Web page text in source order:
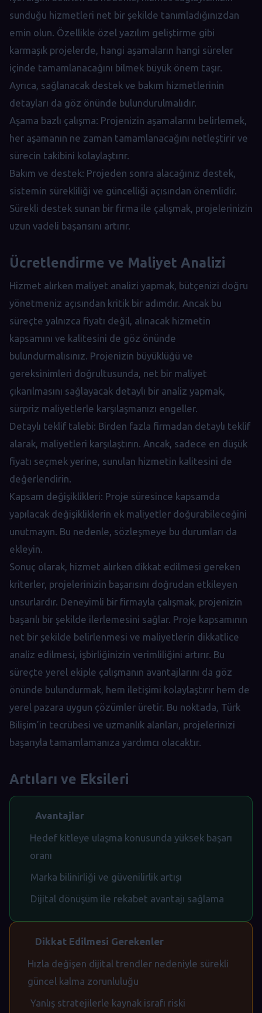
sunduğu hizmetleri net bir şekilde tanımladığınızdan
emin olun. Özellikle özel yazılım geliştirme gibi
karmaşık projelerde, hangi aşamaların hangi süreler
içinde tamamlanacağını bilmek büyük önem taşır.
Ayrıca, sağlanacak destek ve bakım hizmetlerinin
detayları da göz önünde bulundurulmalıdır.
Aşama bazlı çalışma: Projenizin aşamalarını belirlemek,
her aşamanın ne zaman tamamlanacağını netleştirir ve
sürecin takibini kolaylaştırır.
Bakım ve destek: Projeden sonra alacağınız destek,
sistemin sürekliliği ve güncelliği açısından önemlidir.
Sürekli destek sunan bir firma ile çalışmak, projelerinizin
uzun vadeli başarısını artırır.
Ücretlendirme ve Maliyet Analizi
Hizmet alırken maliyet analizi yapmak, bütçenizi doğru
yönetmeniz açısından kritik bir adımdır. Ancak bu
süreçte yalnızca fiyatı değil, alınacak hizmetin
kapsamını ve kalitesini de göz önünde
bulundurmalısınız. Projenizin büyüklüğü ve
gereksinimleri doğrultusunda, net bir maliyet
çıkarılmasını sağlayacak detaylı bir analiz yapmak,
sürpriz maliyetlerle karşılaşmanızı engeller.
Detaylı teklif talebi: Birden fazla firmadan detaylı teklif
alarak, maliyetleri karşılaştırın. Ancak, sadece en düşük
fiyatı seçmek yerine, sunulan hizmetin kalitesini de
değerlendirin.
Kapsam değişiklikleri: Proje süresince kapsamda
yapılacak değişikliklerin ek maliyetler doğurabileceğini
unutmayın. Bu nedenle, sözleşmeye bu durumları da
ekleyin.
Sonuç olarak, hizmet alırken dikkat edilmesi gereken
kriterler, projelerinizin başarısını doğrudan etkileyen
unsurlardır. Deneyimli bir firmayla çalışmak, projenizin
başarılı bir şekilde ilerlemesini sağlar. Proje kapsamının
net bir şekilde belirlenmesi ve maliyetlerin dikkatlice
analiz edilmesi, işbirliğinizin verimliliğini artırır. Bu
süreçte yerel ekiple çalışmanın avantajlarını da göz
önünde bulundurmak, hem iletişimi kolaylaştırır hem de
yerel pazara uygun çözümler üretir. Bu noktada, Türk
Bilişim’in tecrübesi ve uzmanlık alanları, projelerinizi
başarıyla tamamlamanıza yardımcı olacaktır.
Artıları ve Eksileri
Avantajlar
Hedef kitleye ulaşma konusunda yüksek başarı
oranı
Marka bilinirliği ve güvenilirlik artışı
Dijital dönüşüm ile rekabet avantajı sağlama
Dikkat Edilmesi Gerekenler
Hızla değişen dijital trendler nedeniyle sürekli
güncel kalma zorunluluğu
Yanlış stratejilerle kaynak israfı riski